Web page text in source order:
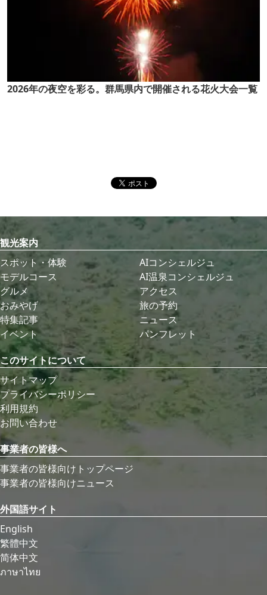
2026年の夜空を彩る。群馬県内で開催される花火大会一覧
観光案内
スポット・体験
モデルコース
グルメ
おみやげ
特集記事
イベント
AIコンシェルジュ
AI温泉コンシェルジュ
アクセス
旅の予約
ニュース
パンフレット
このサイトについて
サイトマップ
プライバシーポリシー
利用規約
お問い合わせ
事業者の皆様へ
事業者の皆様向けトップページ
事業者の皆様向けニュース
外国語サイト
English
繁體中文
简体中文
ภาษาไทย